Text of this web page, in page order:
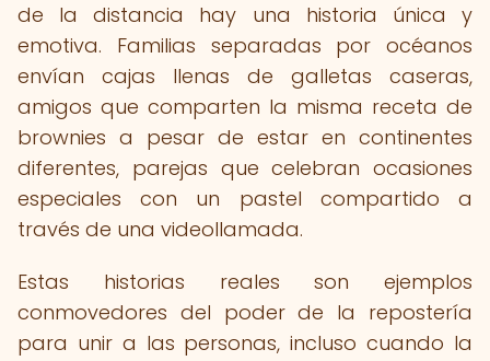
de la distancia hay una historia única y
emotiva. Familias separadas por océanos
envían cajas llenas de galletas caseras,
amigos que comparten la misma receta de
brownies a pesar de estar en continentes
diferentes, parejas que celebran ocasiones
especiales con un pastel compartido a
través de una videollamada.
Estas historias reales son ejemplos
conmovedores del poder de la repostería
para unir a las personas, incluso cuando la